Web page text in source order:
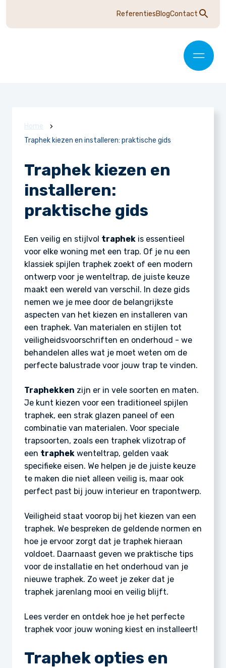
ReferentiesBlogContact
Home
Traphek kiezen en installeren: praktische gids
Traphek kiezen en
installeren:
praktische gids
Een veilig en stijlvol traphek is essentieel
voor elke woning met een trap. Of je nu een
klassiek spijlen traphek zoekt of een modern
ontwerp voor je wenteltrap, de juiste keuze
maakt een wereld van verschil. In deze gids
nemen we je mee door de belangrijkste
aspecten van het kiezen en installeren van
een traphek. Van materialen en stijlen tot
veiligheidsvoorschriften en onderhoud - we
behandelen alles wat je moet weten om de
perfecte balustrade voor jouw trap te vinden.
Traphekken zijn er in vele soorten en maten.
Je kunt kiezen voor een traditioneel spijlen
traphek, een strak glazen paneel of een
combinatie van materialen. Voor speciale
trapsoorten, zoals een traphek vlizotrap of
een traphek wenteltrap, gelden vaak
specifieke eisen. We helpen je de juiste keuze
te maken die niet alleen veilig is, maar ook
perfect past bij jouw interieur en trapontwerp.
Veiligheid staat voorop bij het kiezen van een
traphek. We bespreken de geldende normen en
hoe je ervoor zorgt dat je traphek hieraan
voldoet. Daarnaast geven we praktische tips
voor de installatie en het onderhoud van je
nieuwe traphek. Zo weet je zeker dat je
traphek jarenlang mooi en veilig blijft.
Lees verder en ontdek hoe je het perfecte
traphek voor jouw woning kiest en installeert!
Traphek opties en